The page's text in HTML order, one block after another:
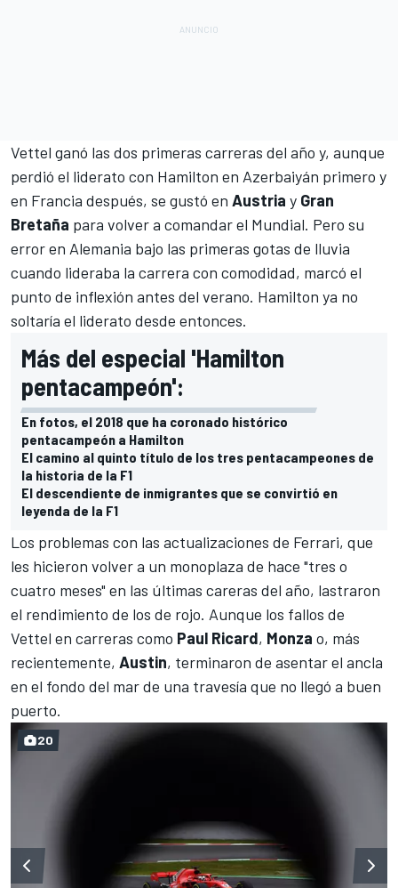
Vettel ganó las dos primeras carreras del año y, aunque
perdió el liderato con Hamilton en Azerbaiyán primero y
en Francia después, se gustó en Austria y Gran
Bretaña para volver a comandar el Mundial. Pero su
error en Alemania bajo las primeras gotas de lluvia
cuando lideraba la carrera con comodidad, marcó el
punto de inflexión antes del verano. Hamilton ya no
soltaría el liderato desde entonces.
Más del especial 'Hamilton
pentacampeón':
En fotos, el 2018 que ha coronado histórico
pentacampeón a Hamilton
El camino al quinto título de los tres pentacampeones de
la historia de la F1
El descendiente de inmigrantes que se convirtió en
leyenda de la F1
Los problemas con las actualizaciones de Ferrari, que
les hicieron volver a un monoplaza de hace "tres o
cuatro meses" en las últimas careras del año, lastraron
el rendimiento de los de rojo. Aunque los fallos de
Vettel en carreras como Paul Ricard, Monza o, más
recientemente, Austin, terminaron de asentar el ancla
en el fondo del mar de una travesía que no llegó a buen
puerto.
20